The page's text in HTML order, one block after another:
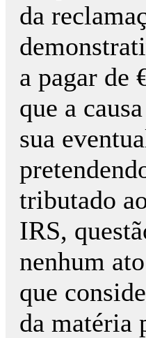
da
a pagar de
que a
sua
tributado
IRS,
nenhum
que
da matéria